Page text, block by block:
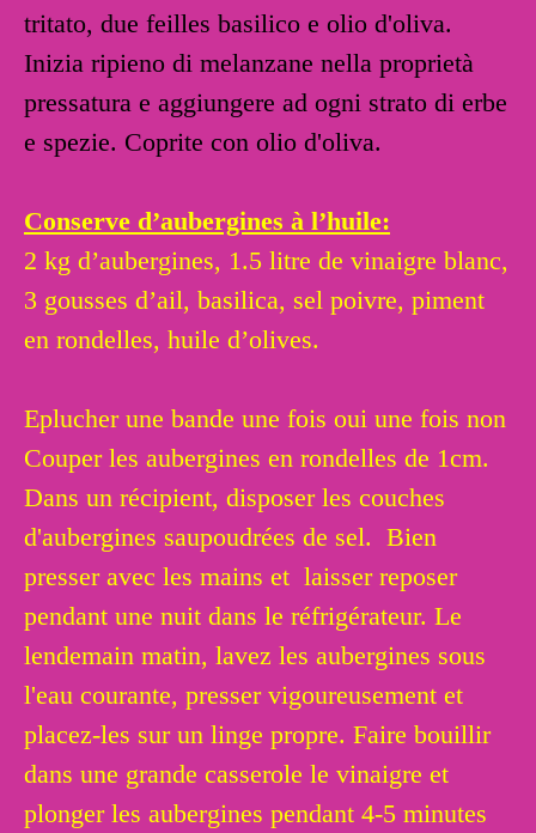
tritato, due feilles basilico e olio d'oliva.
Inizia ripieno di melanzane nella proprietà
pressatura e aggiungere ad ogni strato di erbe
e spezie. Coprite con olio d'oliva.
Conserve d’aubergines à l’huile:
2 kg d’aubergines, 1.5 litre de vinaigre blanc,
3 gousses d’ail, basilica, sel poivre, piment
en rondelles, huile d’olives.
Eplucher une bande une fois oui une fois non
Couper les aubergines en rondelles de 1cm.
Dans un récipient, disposer les couches
d'aubergines saupoudrées de sel. Bien
presser avec les mains et laisser reposer
pendant une nuit dans le réfrigérateur. Le
lendemain matin, lavez les aubergines sous
l'eau courante, presser vigoureusement et
placez-les sur un linge propre. Faire bouillir
dans une grande casserole le vinaigre et
plonger les aubergines pendant 4-5 minutes